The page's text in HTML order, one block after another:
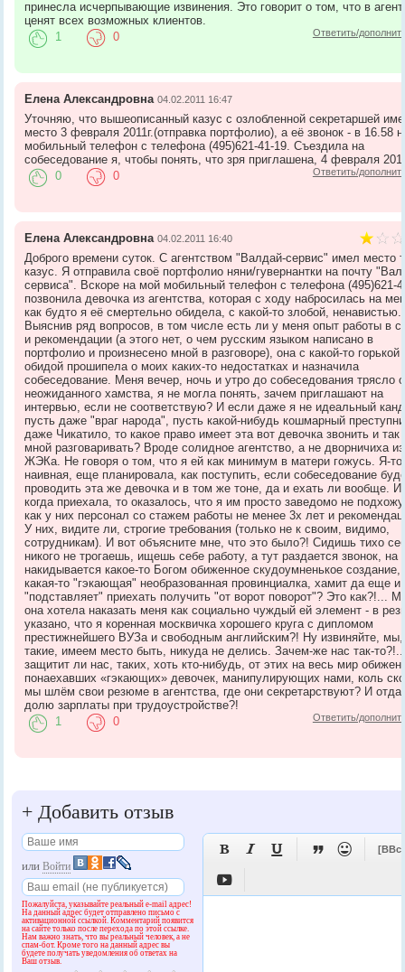
принесла исчерпывающие извинения. Это говорит о том, что в
ценят всех возможных клиентов.
Ответить/
1 0
Елена Александровна 04.02.2011 16:47
Уточняю, что вышеописанный казус с озлобленной секретаршей
место 3 февраля 2011г.(отправка портфолио), а её звонок - в 16.58
мобильный телефон с телефона (495)621-41-19. Съездила на
собеседование я, чтобы понять, что зря приглашена, 4 февраля
Ответить/
0 0
Елена Александровна 04.02.2011 16:40
Доброго времени суток. С агентством "Валдай-сервис" имел место
казус. Я отправила своё портфолио няни/гувернантки на почту
сервиса". Вскоре на мой мобильный телефон с телефона (495)621-
позвонила девочка из агентства, которая с ходу набросилась на
как будто я её смертельно обидела, с какой-то злобой, ненавистью.
Выяснив ряд вопросов, в том числе есть ли у меня опыт работы в
и рекомендации (а этого нет, о чем русским языком написано в
портфолио и произнесено мной в разговоре), она с какой-то горькой
обидой прошипела о моих каких-то недостатках и назначила
собеседование. Меня вечер, ночь и утро до собеседования трясло
неожиданного хамства, я не могла понять, зачем приглашают на
интервью, если не соответствую? И если даже я не идеальный
пусть даже "враг народа", пусть какой-нибудь кошмарный
даже Чикатило, то какое право имеет эта вот девочка звонить и так
мной разговаривать? Вроде солидное агентство, а не дворничиха из
ЖЭКа. Не говоря о том, что я ей как минимум в матери гожусь. Я-
наивная, еще планировала, как поступить, если собеседование
проводить эта же девочка и в том же тоне, да и ехать ли вообще. И
когда приехала, то оказалось, что я им просто заведомо не
как у них персонал со стажем работы не менее 3х лет и
У них, видите ли, строгие требования (только не к своим, видимо,
сотрудникам). И вот объясните мне, что это было?! Сидишь тихо
никого не трогаешь, ищешь себе работу, а тут раздается звонок, на
накидывается какое-то Богом обиженное скудоумненькое создание,
какая-то "гэкающая" необразованная провинциалка, хамит да еще и
"подставляет" приехать получить "от ворот поворот"? Это как?!...
она хотела наказать меня как социально чуждый ей элемент - в
указано, что я коренная москвичка хорошего круга с дипломом
престижнейшего ВУЗа и свободным английским?! Ну извиняйте, мы,
такие, имеем место быть, никуда не делись. Зачем-же нас так-
защитит ли нас, таких, хоть кто-нибудь, от этих на весь мир
понаехавших «гэкающих» девочек, манипулирующих нами, коль
мы шлём свои резюме в агентства, где они секретарствуют? И
долю зарплаты при трудоустройстве?!
Ответить/
1 0
+ Добавить отзыв
илиВойти
Пожалуйста, указывайте реальный e-mail адрес!
На данный адрес будет отправлено письмо с
активационной ссылкой. Комментарий появится
на сайте только после перехода по этой ссылке.
Нам важно знать, что вы реальный человек, а не
спам-бот. Кроме того на данный адрес вы
будете получать уведомления об ответах на
Ваш отзыв.
   

